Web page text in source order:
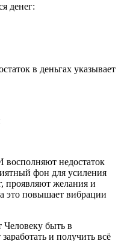
денег:
в деньгах указывает
недостаток
фон для усиления
проявляют желания и
это повышает вибрации
быть в
и получить всё